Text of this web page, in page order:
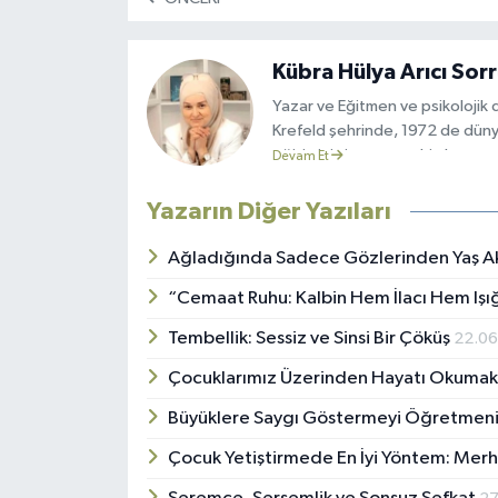
Kübra Hülya Arıcı
Yazar ve Eğitmen ve psikolojik
Krefeld şehrinde, 1972 de
eğitimini yine aynı şehirde
ofisini açtı. Şuan hala bu
yaşı yoktur diyerek son olarak
şehrinde tamamladı. Bunun
seminerleri vermektedir.
adımlarını atmıştır.
Türkiye’de yayınlanan ilk
Devam Et
Yazarın Diğer Yazıları
Ağladığında Sadece Gözlerinden Yaş
“Cemaat Ruhu: Kalbin Hem İlacı Hem
Tembellik: Sessiz ve Sinsi Bir Çöküş
Çocuklarımız Üzerinden Hayatı Okumak
Büyüklere Saygı Göstermeyi
Çocuk Yetiştirmede En İyi Yöntem: